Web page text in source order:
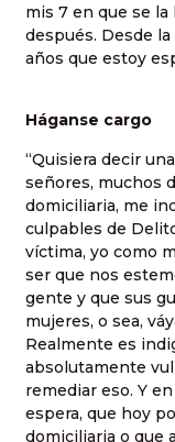
mis 7 en que se
después. Desde
años que estoy
Háganse cargo
“Quisiera decir
señores, muchos
domiciliaria, me
culpables de
víctima, yo como
ser que nos
gente y que sus
mujeres, o sea,
Realmente es
absolutamente
remediar eso. Y
espera, que hoy
domiciliaria o que